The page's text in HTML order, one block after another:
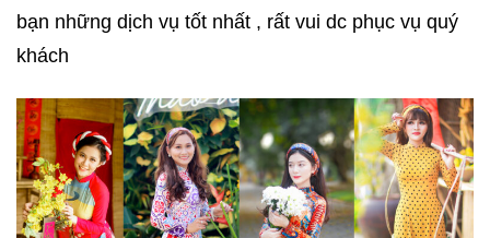
bạn những dịch vụ tốt nhất , rất vui dc phục vụ quý
khách